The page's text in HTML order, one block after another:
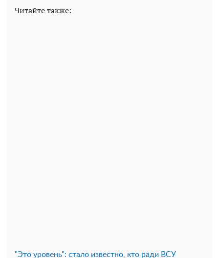
Читайте также:
"Это уровень": стало известно, кто ради ВСУ